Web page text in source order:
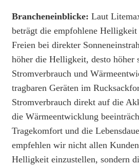
Brancheneinblicke: Laut
beträgt die empfohlene
Freien bei direkter
höher die Helligkeit, desto höher
Stromverbrauch und
tragbaren Geräten im
Stromverbrauch direkt auf die
die Wärmeentwicklung
Tragekomfort und die
empfehlen wir nicht allen
Helligkeit einzustellen, sondern